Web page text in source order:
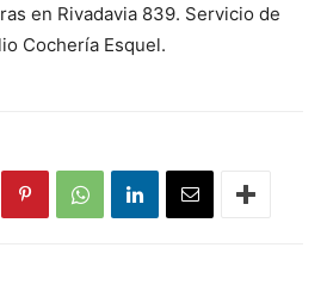
en Rivadavia 839. Servicio de
Cochería Esquel.